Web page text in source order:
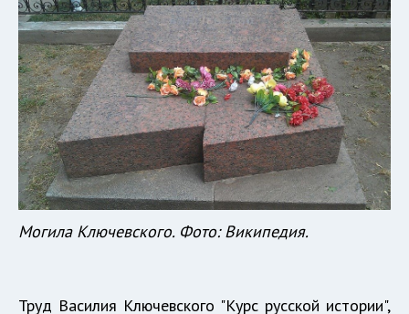
Могила Ключевского. Фото: Википедия.
Труд Василия Ключевского "Курс русской истории",